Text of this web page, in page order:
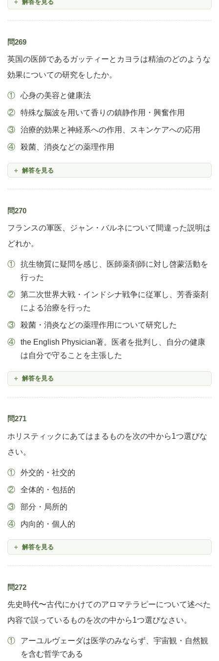
解答を見る
問269
英国の医師であるガッティーとカヨラは精油のどのような
効果についての研究をしたか。
心身の美容と健康法
特殊な脳波を用いて香りの鎮静作用・興奮作用
治療的効果と神経系への作用、スキンケアへの応用
殺菌、消炎などの薬理作用
解答を見る
問270
フランスの軍医、ジャン・バルネについて間違った説明は
どれか。
抗生物質に疑問を感じ、医師薬剤師に対し啓蒙活動を
行った
第二次世界大戦・インドシナ戦争に従軍し、芳香薬剤
による治療を行った
殺菌・消炎などの薬理作用について研究した
the English Physician著。医者を批判し、自分の健康
は自分で守ることを主張した
解答を見る
問271
ホリスティックにあてはまるものを次の中から1つ選びな
さい。
外交的・社交的
全体的・包括的
部分・局所的
内向的・個人的
解答を見る
問272
先史時代〜古代にかけてのアロマテラピーについて述べた
内容で誤っているものを次の中から1つ選びなさい。
アーユルヴェーダは医学のみならず、宇宙観・自然観
を含む哲学である